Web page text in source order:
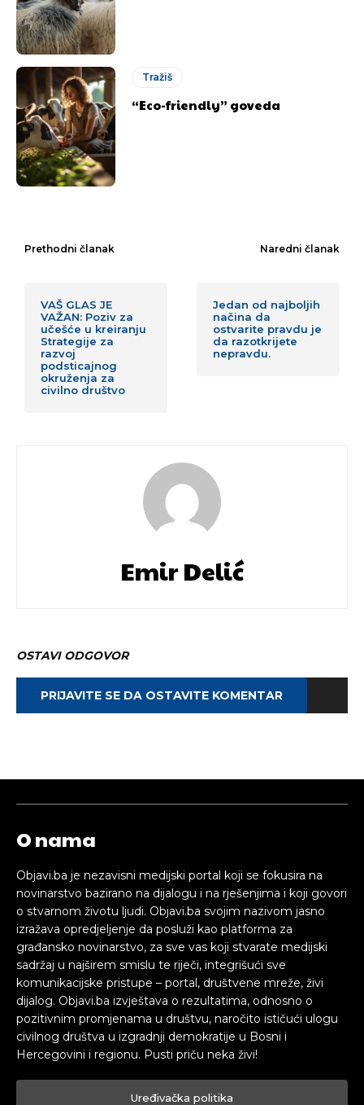
Tražiš
“Eco-friendly” goveda
Prethodni članak
VAŠ GLAS JE
VAŽAN: Poziv za
učešće u kreiranju
Strategije za
razvoj
podsticajnog
okruženja za
civilno društvo
Naredni članak
Jedan od najboljih
načina da
ostvarite pravdu je
da razotkrijete
nepravdu.
Emir Delić
OSTAVI ODGOVOR
PRIJAVITE SE DA OSTAVITE KOMENTAR
O nama
Objavi.ba je nezavisni medijski portal koji se fokusira na
novinarstvo bazirano na dijalogu i na rješenjima i koji govori
o stvarnom životu ljudi. Objavi.ba svojim nazivom jasno
izražava opredjeljenje da posluži kao platforma za
građansko novinarstvo, za sve vas koji stvarate medijski
sadržaj u najširem smislu te riječi, integrišući sve
komunikacijske pristupe – portal, društvene mreže, živi
dijalog. Objavi.ba izvještava o rezultatima, odnosno o
pozitivnim promjenama u društvu, naročito ističući ulogu
civilnog društva u izgradnji demokratije u Bosni i
Hercegovini i regionu. Pusti priču neka živi!
Uređivačka politika